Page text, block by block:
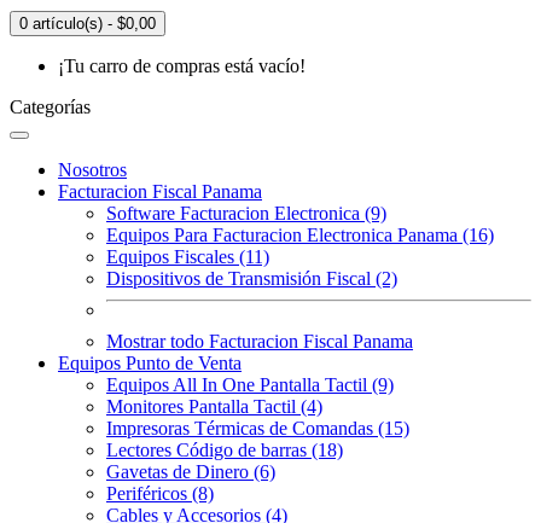
0 artículo(s) - $0,00
¡Tu carro de compras está vacío!
Categorías
Nosotros
Facturacion Fiscal Panama
Software Facturacion Electronica (9)
Equipos Para Facturacion Electronica Panama (16)
Equipos Fiscales (11)
Dispositivos de Transmisión Fiscal (2)
Mostrar todo Facturacion Fiscal Panama
Equipos Punto de Venta
Equipos All In One Pantalla Tactil (9)
Monitores Pantalla Tactil (4)
Impresoras Térmicas de Comandas (15)
Lectores Código de barras (18)
Gavetas de Dinero (6)
Periféricos (8)
Cables y Accesorios (4)